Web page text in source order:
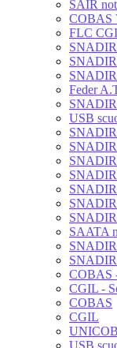
SAIR
COBAS
FLC
Feder
USB
SNADIR
SAATA
COBAS
CGIL -
COBAS
CGIL